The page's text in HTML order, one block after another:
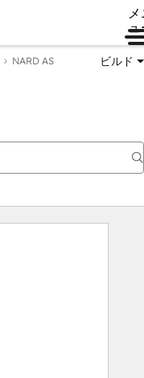
ュ
NARD AS ビルド